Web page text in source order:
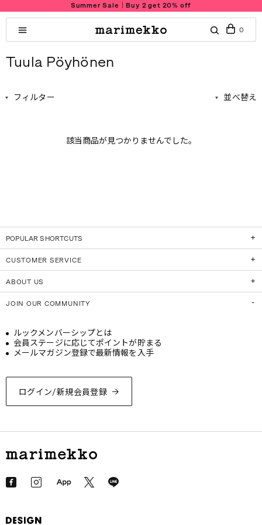
Summer Sale｜Buy 2 get 20% off
0
Tuula Pöyhönen
フィルター 並べ替え
該当商品が見つかりませんでした。
POPULAR SHORTCUTS
CUSTOMER SERVICE
ABOUT US
JOIN OUR COMMUNITY
ログイン/新規会員登録
ルックメンバーシップとは
会員ステージに応じてポイントが貯まる
メールマガジン登録で最新情報を入手